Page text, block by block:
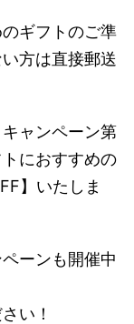
ギフトのご準
方は直接郵送
ャンペーン第
におすすめの
】いたしま
ーンも開催中
い！